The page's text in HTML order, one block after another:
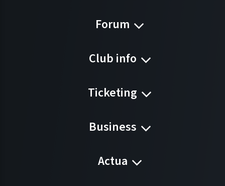
Forum
Club info
Ticketing
Business
Actua